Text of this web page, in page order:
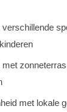
met lokale